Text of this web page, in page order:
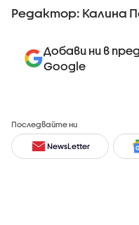
Редактор: Калина
Добави ни в
Google
Последвайте ни
NewsLetter